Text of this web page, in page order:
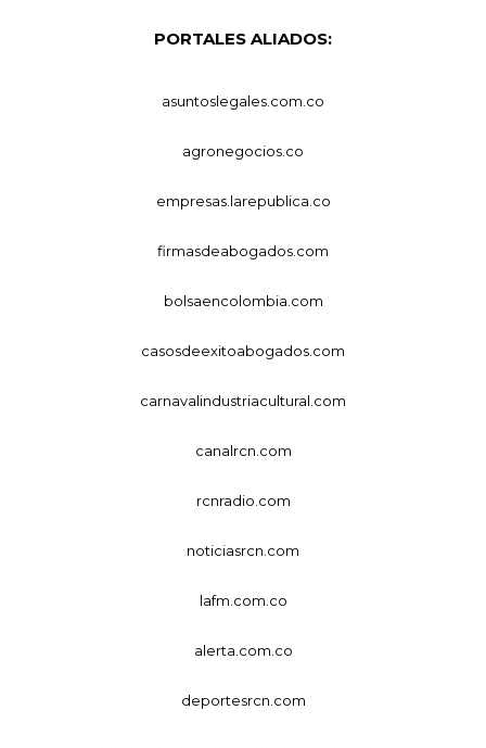
PORTALES ALIADOS:
asuntoslegales.com.co
agronegocios.co
empresas.larepublica.co
firmasdeabogados.com
bolsaencolombia.com
casosdeexitoabogados.com
carnavalindustriacultural.com
canalrcn.com
rcnradio.com
noticiasrcn.com
lafm.com.co
alerta.com.co
deportesrcn.com